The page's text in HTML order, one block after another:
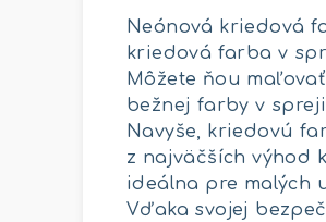
Neónová kriedová
kriedová farba v
Môžete ňou
bežnej farby v
Navyše, kriedovú
z najväčších výhod
ideálna pre malých
Vďaka svojej